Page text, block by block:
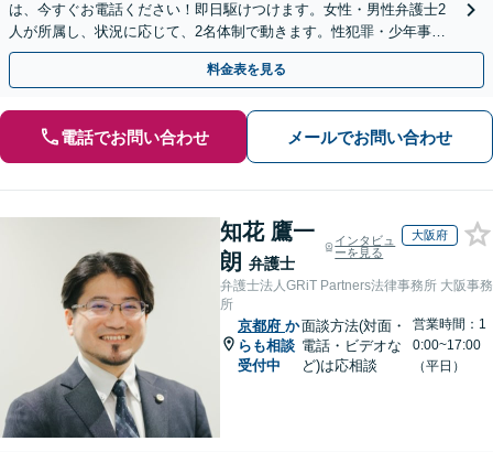
は、今すぐお電話ください！即日駆けつけます。女性・男性弁護士2
人が所属し、状況に応じて、2名体制で動きます。性犯罪・少年事件
など【完全個室】【休日・夜間は要相談】【丸太町駅3分】
料金表を見る
電話でお問い合わせ メールでお問い合わせ
知花 鷹一
朗 弁護士
インタビュ
ーを見る
大阪府
弁護士法人GRiT Partners法律事務所 大阪事務
所
京都府 か
らも相談
受付中
面談方法(対面・
電話・ビデオな
ど)は応相談
営業時間：1
0:00~17:00
（平日）